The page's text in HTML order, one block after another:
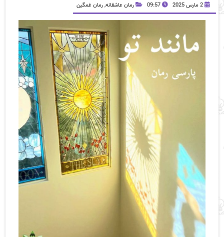
2 مارس 2025 09:57 رمان عاشقانه,رمان غمگین